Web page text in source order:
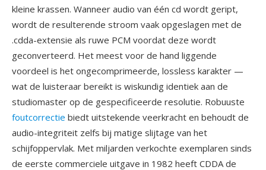
kleine krassen. Wanneer audio van één cd wordt geript,
wordt de resulterende stroom vaak opgeslagen met de
.cdda-extensie als ruwe PCM voordat deze wordt
geconverteerd. Het meest voor de hand liggende
voordeel is het ongecomprimeerde, lossless karakter —
wat de luisteraar bereikt is wiskundig identiek aan de
studiomaster op de gespecificeerde resolutie. Robuuste
foutcorrectie biedt uitstekende veerkracht en behoudt de
audio-integriteit zelfs bij matige slijtage van het
schijfoppervlak. Met miljarden verkochte exemplaren sinds
de eerste commerciele uitgave in 1982 heeft CDDA de